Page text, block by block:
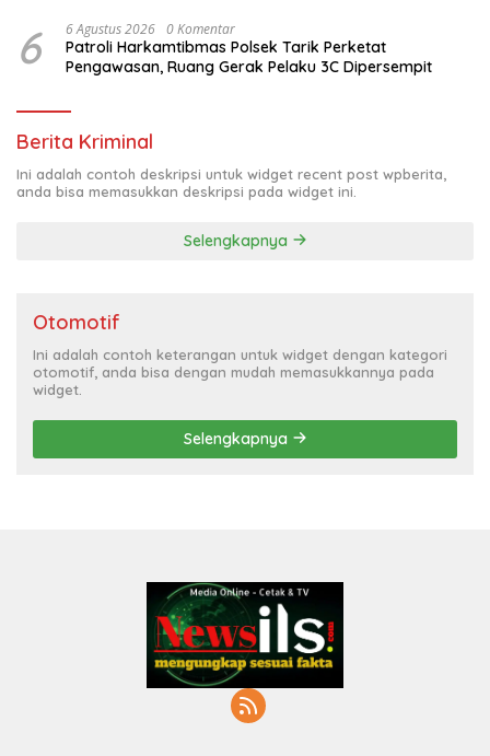
6 6 Agustus 2026 0 Komentar
Patroli Harkamtibmas Polsek Tarik Perketat
Pengawasan, Ruang Gerak Pelaku 3C Dipersempit
Berita Kriminal
Ini adalah contoh deskripsi untuk widget recent post wpberita,
anda bisa memasukkan deskripsi pada widget ini.
Selengkapnya
Otomotif
Ini adalah contoh keterangan untuk widget dengan kategori
otomotif, anda bisa dengan mudah memasukkannya pada
widget.
Selengkapnya